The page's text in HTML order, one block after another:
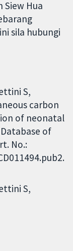
Siew Hua
sila hubungi
S,
carbon
of neonatal
of
No.:
S